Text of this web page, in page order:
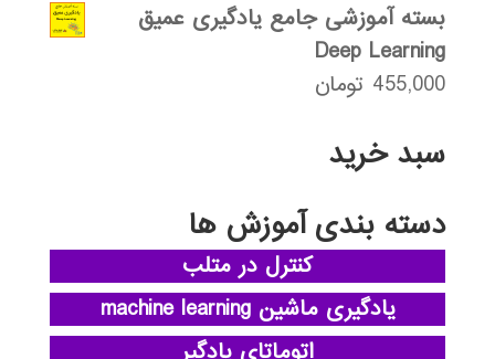
بسته آموزشی جامع یادگیری عمیق
Deep Learning
455,000 تومان
سبد خرید
دسته بندی آموزش ها
کنترل در متلب
یادگیری ماشین machine learning
اتوماتای یادگیر